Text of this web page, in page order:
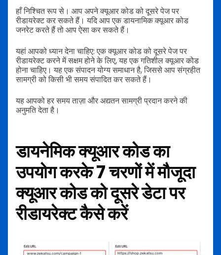
हाँ निश्चित रूप से। आप अपने क्यूआर कोड को दूसरे पेज पर
रीडायरेक्ट कर सकते हैं। यदि आप एक डायनामिक क्यूआर कोड
जनरेट करते हैं तो आप ऐसा कर सकते हैं।
यहां आपको ध्यान देना चाहिए: एक क्यूआर कोड को दूसरे पेज पर
रीडायरेक्ट करने में सक्षम होने के लिए, यह एक गतिशील क्यूआर कोड
होना चाहिए। यह एक संपादन योग्य समाधान है, जिससे आप संग्रहीत
सामग्री को किसी भी समय संपादित कर सकते हैं।
यह आपको हर समय ताज़ा और अद्यतन सामग्री प्रदान करने की
अनुमति देता है।
डायनेमिक क्यूआर कोड का
उपयोग करके 7 चरणों में मौजूदा
क्यूआर कोड को दूसरे डेटा पर
रीडायरेक्ट कैसे करें